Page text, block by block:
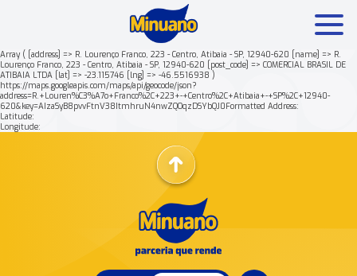
Array ( [address] => R. Lourenço Franco, 223 - Centro, Atibaia - SP, 12940-620 [name] => R.
Lourenço Franco, 223 - Centro, Atibaia - SP, 12940-620 [post_code] => COMERCIAL BRASIL DE
ATIBAIA LTDA [lat] => -23.115746 [lng] => -46.5516938 )
https://maps.googleapis.com/maps/api/geocode/json?
address=R.+Louren%C3%A7o+Franco%2C+223+-+Centro%2C+Atibaia+-+SP%2C+12940-
620&key=AIzaSyB8pvvFtnV38ItmhruN4nwZQOqzDSYbQJ0Formatted Address:
Latitude:
Longitude:
Mais buscados: Produtos Minuano Rende +
Nossa história